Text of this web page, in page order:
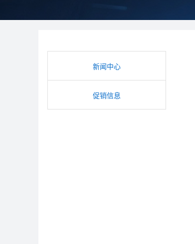
代理型
新闻中心
促销信息